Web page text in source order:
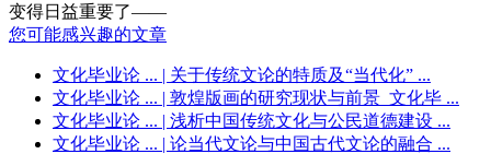
变得日益重要了——
您可能感兴趣的文章
文化毕业论 ... | 关于传统文论的特质及“当代化” ...
文化毕业论 ... | 敦煌版画的研究现状与前景_文化毕 ...
文化毕业论 ... | 浅析中国传统文化与公民道德建设 ...
文化毕业论 ... | 论当代文论与中国古代文论的融合 ...